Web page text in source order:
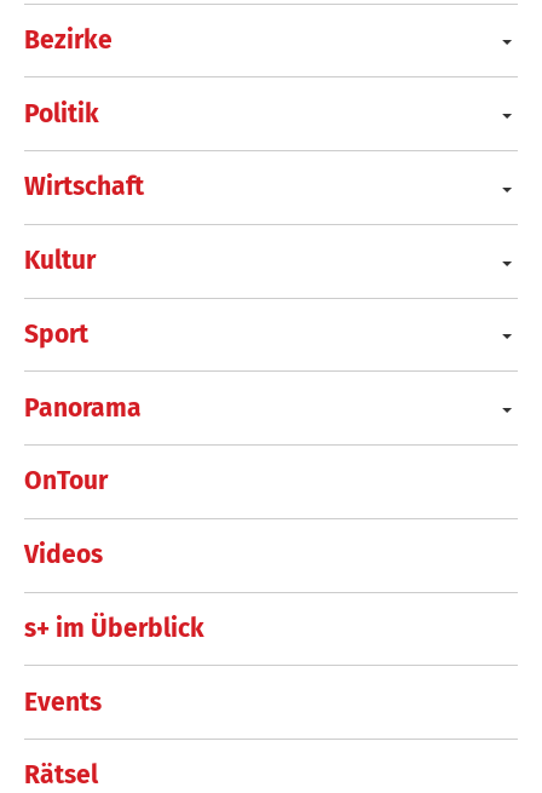
Bezirke
Politik
Wirtschaft
Kultur
Sport
Panorama
OnTour
Videos
s+ im Überblick
Events
Rätsel